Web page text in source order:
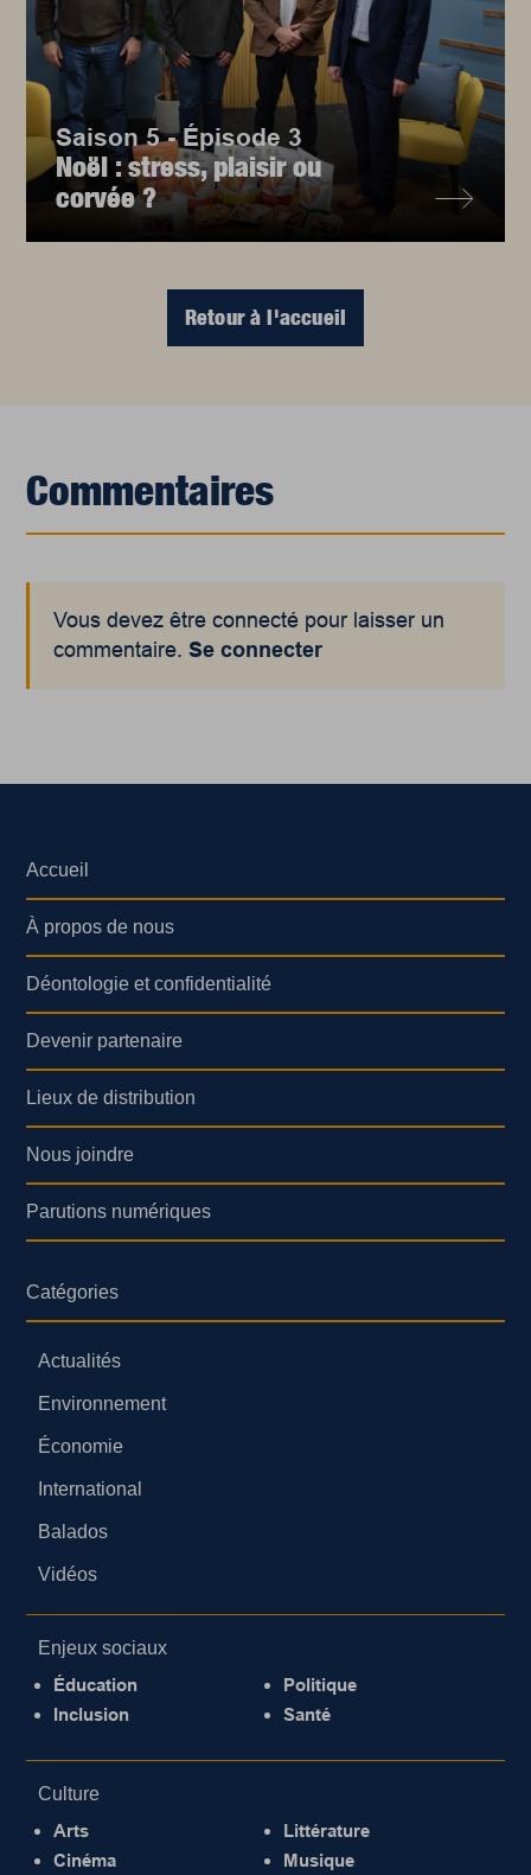
Saison 5 - Épisode 3
Noël : stress, plaisir ou
corvée ?
Retour à l'accueil
Commentaires
Vous devez être connecté pour laisser un
commentaire.Se connecter
Accueil
À propos de nous
Déontologie et confidentialité
Devenir partenaire
Lieux de distribution
Nous joindre
Parutions numériques
Catégories
Actualités
Environnement
Économie
International
Balados
Vidéos
Enjeux sociaux
Éducation
Inclusion
Politique
Santé
Culture
Arts
Cinéma
Littérature
Musique